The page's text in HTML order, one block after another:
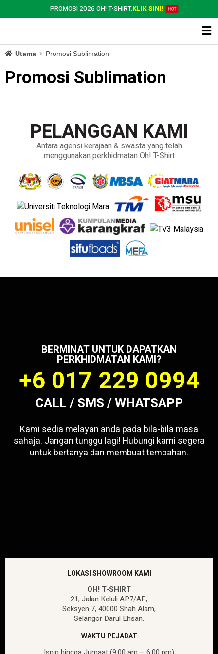
PROMOSI 2026 OH! T-SHIRT.KLIK SINI! HOT
Utama Promosi Sublimation
Promosi Sublimation
PELANGGAN KAMI
Antara agensi kerajaan & swasta yang telah
menggunakan perkhidmatan Oh! T-Shirt
BERMINAT UNTUK DAPATKAN
PERKHIDMATAN KAMI?
+6 017 229 0994
CALL / SMS / WHATSAPP
Kami sedia melayan anda pada bila-bila masa
sahaja. Jangan tunggu lagi! Hubungi kami segera
untuk bertanya dan membuat tempahan.
LOKASI SHOWROOM KAMI
OH! T-SHIRT
21, Jalan Keluli AP7/AP,
Seksyen 7, 40000 Shah Alam,
Selangor Darul Ehsan.
WAKTU PEJABAT